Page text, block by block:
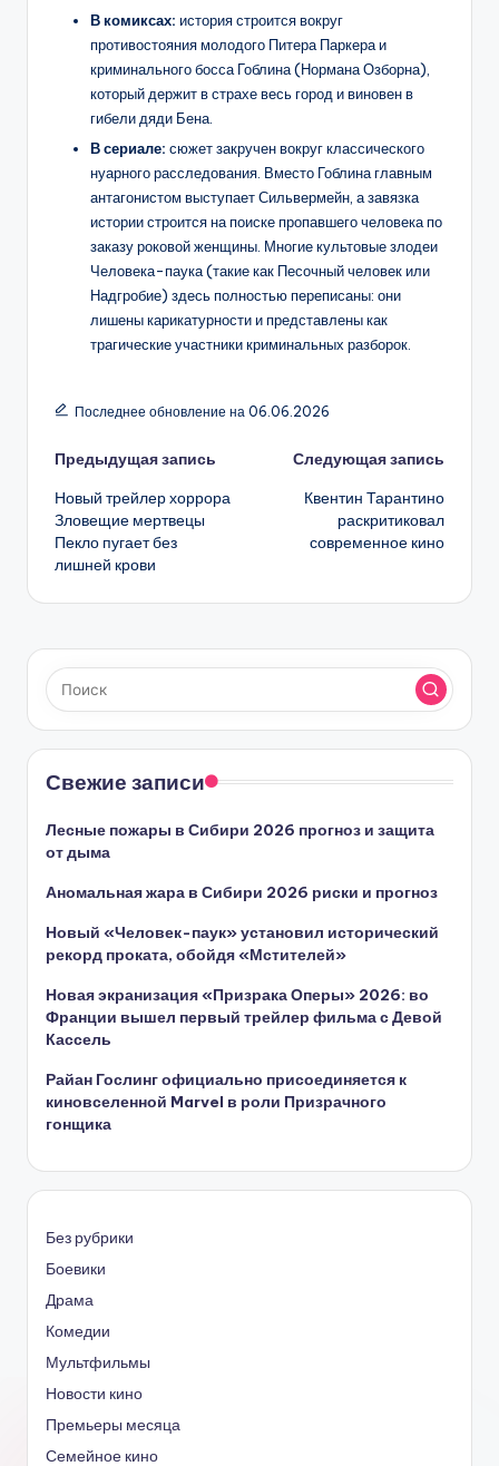
В комиксах: история строится вокруг
противостояния молодого Питера Паркера и
криминального босса Гоблина (Нормана Озборна),
который держит в страхе весь город и виновен в
гибели дяди Бена.
В сериале: сюжет закручен вокруг классического
нуарного расследования. Вместо Гоблина главным
антагонистом выступает Сильвермейн, а завязка
истории строится на поиске пропавшего человека по
заказу роковой женщины. Многие культовые злодеи
Человека-паука (такие как Песочный человек или
Надгробие) здесь полностью переписаны: они
лишены карикатурности и представлены как
трагические участники криминальных разборок.
Последнее обновление на 06.06.2026
Навигация
записи
Предыдущая запись
Новый трейлер хоррора
Зловещие мертвецы
Пекло пугает без
лишней крови
Следующая запись
Квентин Тарантино
раскритиковал
современное кино
Свежие записи
Лесные пожары в Сибири 2026 прогноз и защита
от дыма
Аномальная жара в Сибири 2026 риски и прогноз
Новый «Человек-паук» установил исторический
рекорд проката, обойдя «Мстителей»
Новая экранизация «Призрака Оперы» 2026: во
Франции вышел первый трейлер фильма с Девой
Кассель
Райан Гослинг официально присоединяется к
киновселенной Marvel в роли Призрачного
гонщика
Без рубрики
Боевики
Драма
Комедии
Мультфильмы
Новости кино
Премьеры месяца
Семейное кино